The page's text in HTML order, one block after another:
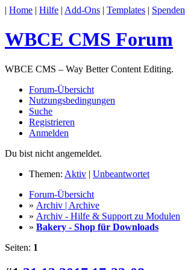
| Home | Hilfe | Add-Ons | Templates | Spenden
WBCE CMS Forum
WBCE CMS – Way Better Content Editing.
Forum-Übersicht
Nutzungsbedingungen
Suche
Registrieren
Anmelden
Du bist nicht angemeldet.
Themen: Aktiv | Unbeantwortet
Forum-Übersicht
» Archiv | Archive
» Archiv - Hilfe & Support zu Modulen
» Bakery - Shop für Downloads
Seiten: 1